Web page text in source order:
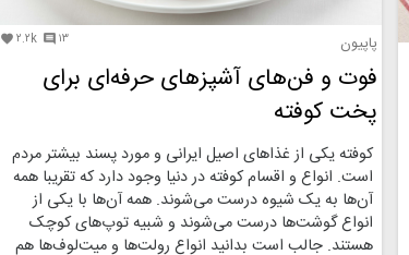
پاپیون
فوت ‌و فن‌های آشپزهای حرفه‌ای برای
پخت کوفته
کوفته یکی از غذاهای اصیل ایرانی و مورد پسند بیشتر مردم
است. انواع و اقسام کوفته در دنیا وجود دارد که تقریبا همه‌
آن‌ها به یک شیوه درست می‌شوند. همه‌ آن‌ها با یکی از
انواع گوشت‌ها درست می‌شوند و شبیه توپ‌های کوچک
هستند. جالب است بدانید انواع رولت‌ها و میت‌لوف‌ها هم
۲.۲k  ۱۳ 